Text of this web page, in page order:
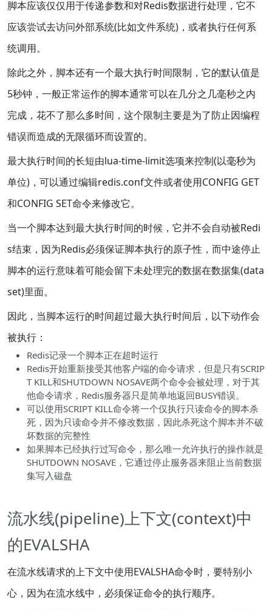
脚本应该仅仅用于传递参数和对Redis数据进行处理，它不
应该尝试去访问外部系统(比如文件系统)，或者执行任何系
统调用。
除此之外，脚本还有一个最大执行时间限制，它的默认值是
5秒钟，一般正常运作的脚本通常可以在几分之几毫秒之内
完成，花不了那么多时间，这个限制主要是为了防止因编程
错误而造成的无限循环而设置的。
最大执行时间的长短由lua-time-limit选项来控制(以毫秒为
单位)，可以通过编辑redis.conf文件或者使用CONFIG GET
和CONFIG SET命令来修改它。
当一个脚本达到最大执行时间的时候，它并不会自动被Redi
s结束，因为Redis必须保证脚本执行的原子性，而中途停止
脚本的运行意味着可能会留下未处理完的数据在数据集(data
set)里面。
因此，当脚本运行的时间超过最大执行时间后，以下动作会
被执行：
Redis记录一个脚本正在超时运行
Redis开始重新接受其他客户端的命令请求，但是只有SCRIP
T KILL和SHUTDOWN NOSAVE两个命令会被处理，对于其
他命令请求，Redis服务器只是简单地返回BUSY错误。
可以使用SCRIPT KILL命令将一个仅执行只读命令的脚本杀
死，因为只读命令并不修改数据，因此杀死这个脚本并不破
坏数据的完整性
如果脚本已经执行过写命令，那么唯一允许执行的操作就是
SHUTDOWN NOSAVE，它通过停止服务器来阻止当前数据
集写入磁盘
流水线(pipeline)上下文(context)中
的EVALSHA
在流水线请求的上下文中使用EVALSHA命令时，要特别小
心，因为在流水线中，必须保证命令的执行顺序。